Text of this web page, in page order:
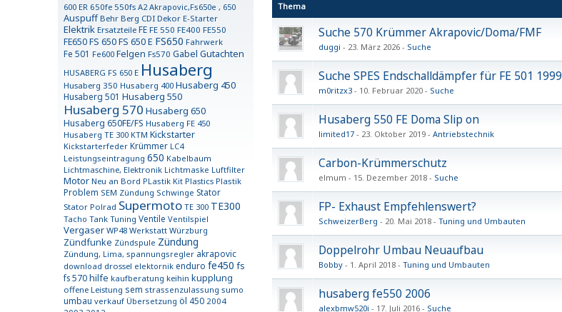
600 ER 650fe 550fs A2 Akrapovic,Fs650e , 650
Auspuff Behr Berg CDI Dekor E-Starter
Elektrik Ersatzteile FE FE 550 FE400 FE550
FE650 FS 650 FS 650 E FS650 Fahrwerk
Fe 501 Fe600 Felgen Fs570 Gabel Gutachten
HUSABERG FS 650 E Husaberg
Husaberg 350 Husaberg 400 Husaberg 450
Husaberg 501 Husaberg 550
Husaberg 570 Husaberg 650
Husaberg 650FE/FS Husaberg FE 450
Husaberg TE 300 KTM Kickstarter
Kickstarterfeder Krümmer LC4
Leistungseintragung 650 Kabelbaum
Lichtmaschine, Elektronik Lichtmaske Luftfilter
Motor Neu an Bord PLastik Kit Plastics Plastik
Problem SEM Zündung Schwinge Stator
Stator Polrad Supermoto TE 300 TE300
Tacho Tank Tuning Ventile Ventilspiel
Vergaser WP48 Werkstatt Würzburg
Zündfunke Zündspule Zündung
Zündung, Lima, spannungsregler akrapovic
download drossel elektornik enduro fe450 fs
fs 570 hilfe kaufberatung keihin kupplung
offene Leistung sem strassenzulassung sumo
umbau verkauf Übersetzung öl 450 2004
Thema
Suche 570 Krümmer Akrapovic/Doma/FMF
duggi 23. März 2026 Suche
Suche SPES Endschalldämpfer für FE 501 1999
m0ritzx3 10. Februar 2020 Suche
Husaberg 550 FE Doma Slip on
limited17 23. Oktober 2019 Antriebstechnik
Carbon-Krümmerschutz
elmum 15. Dezember 2018 Suche
FP- Exhaust Empfehlenswert?
SchweizerBerg 20. Mai 2018 Tuning und Umbauten
Doppelrohr Umbau Neuaufbau
Bobby 1. April 2018 Tuning und Umbauten
husaberg fe550 2006
alexbmw520i 17. Juli 2016 Suche